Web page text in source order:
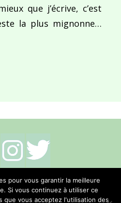
que j’écrive, c’est
la plus mignonne…
- Politique de cookies-
pour vous garantir la meilleure
Si vous continuez à utiliser ce
que vous acceptez l'utilisation des